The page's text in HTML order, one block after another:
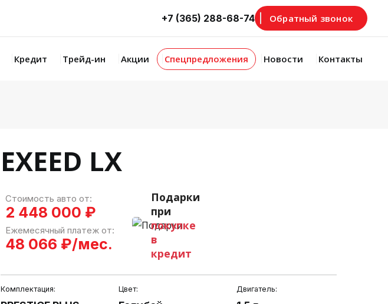
+7 (365) 288-68-74 Обратный звонок
Кредит Трейд-ин Акции Спецпредложения Новости Контакты
EXEED LX
Стоимость авто от:
2 448 000 ₽
Ежемесячный платеж от:
48 066 ₽/мес.
Подарки
при
покупке
в
кредит
Комплектация: Цвет: Двигатель: